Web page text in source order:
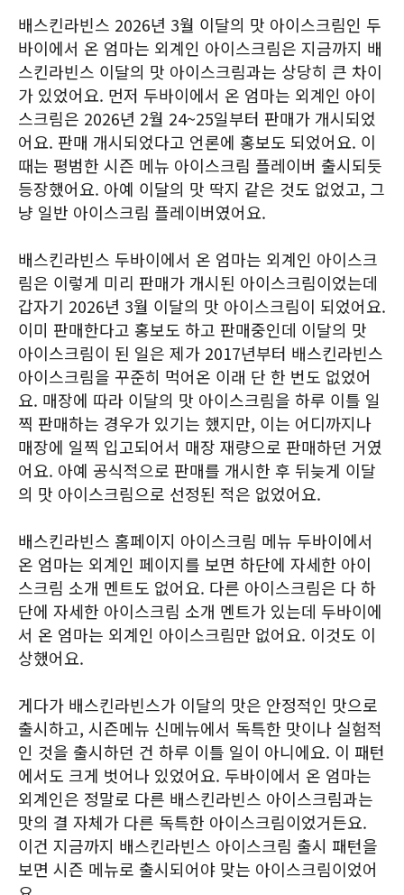
배스킨라빈스 2026년 3월 이달의 맛 아이스크림인 두
바이에서 온 엄마는 외계인 아이스크림은 지금까지 배
스킨라빈스 이달의 맛 아이스크림과는 상당히 큰 차이
가 있었어요. 먼저 두바이에서 온 엄마는 외계인 아이
스크림은 2026년 2월 24~25일부터 판매가 개시되었
어요. 판매 개시되었다고 언론에 홍보도 되었어요. 이
때는 평범한 시즌 메뉴 아이스크림 플레이버 출시되듯
등장했어요. 아예 이달의 맛 딱지 같은 것도 없었고, 그
냥 일반 아이스크림 플레이버였어요.
배스킨라빈스 두바이에서 온 엄마는 외계인 아이스크
림은 이렇게 미리 판매가 개시된 아이스크림이었는데
갑자기 2026년 3월 이달의 맛 아이스크림이 되었어요.
이미 판매한다고 홍보도 하고 판매중인데 이달의 맛
아이스크림이 된 일은 제가 2017년부터 배스킨라빈스
아이스크림을 꾸준히 먹어온 이래 단 한 번도 없었어
요. 매장에 따라 이달의 맛 아이스크림을 하루 이틀 일
찍 판매하는 경우가 있기는 했지만, 이는 어디까지나
매장에 일찍 입고되어서 매장 재량으로 판매하던 거였
어요. 아예 공식적으로 판매를 개시한 후 뒤늦게 이달
의 맛 아이스크림으로 선정된 적은 없었어요.
배스킨라빈스 홈페이지 아이스크림 메뉴 두바이에서
온 엄마는 외계인 페이지를 보면 하단에 자세한 아이
스크림 소개 멘트도 없어요. 다른 아이스크림은 다 하
단에 자세한 아이스크림 소개 멘트가 있는데 두바이에
서 온 엄마는 외계인 아이스크림만 없어요. 이것도 이
상했어요.
게다가 배스킨라빈스가 이달의 맛은 안정적인 맛으로
출시하고, 시즌메뉴 신메뉴에서 독특한 맛이나 실험적
인 것을 출시하던 건 하루 이틀 일이 아니에요. 이 패턴
에서도 크게 벗어나 있었어요. 두바이에서 온 엄마는
외계인은 정말로 다른 배스킨라빈스 아이스크림과는
맛의 결 자체가 다른 독특한 아이스크림이었거든요.
이건 지금까지 배스킨라빈스 아이스크림 출시 패턴을
보면 시즌 메뉴로 출시되어야 맞는 아이스크림이었어